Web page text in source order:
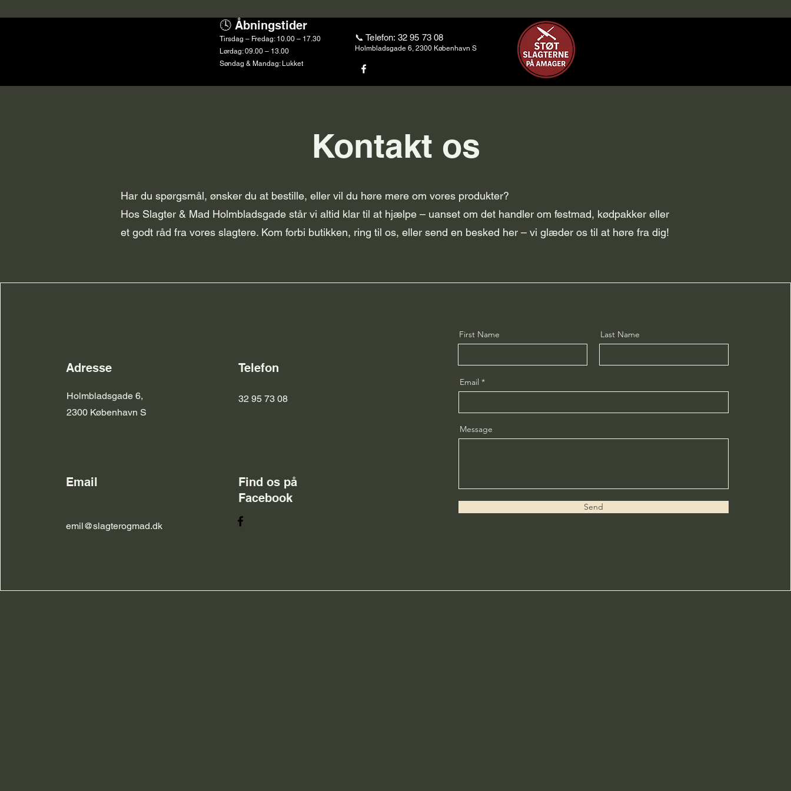
🕓 Åbningstider
Tirsdag – Fredag: 10.00 – 17.30
Lørdag: 09.00 – 13.00
Søndag & Mandag: Lukket
📞 Telefon: 32 95 73 08
Holmbladsgade 6, 2300 København S
Kontakt os
Har du spørgsmål, ønsker du at bestille, eller vil du høre mere om vores produkter?
Hos Slagter & Mad Holmbladsgade står vi altid klar til at hjælpe – uanset om det handler om festmad, kødpakker eller
et godt råd fra vores slagtere. Kom forbi butikken, ring til os, eller send en besked her – vi glæder os til at høre fra dig!
Adresse
Holmbladsgade 6,
2300 København S
Email
emil@slagterogmad.dk
Telefon
32 95 73 08
Find os på
Facebook
First Name Last Name
Email
Message
Send